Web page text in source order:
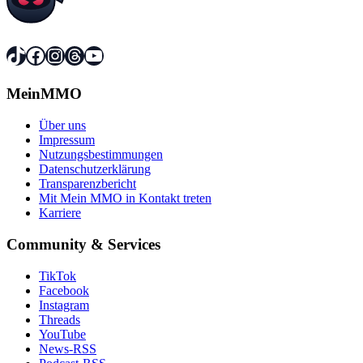
TikTok
Facebook
Instagram
Threads
YouTube
MeinMMO
Über uns
Impressum
Nutzungsbestimmungen
Datenschutzerklärung
Transparenzbericht
Mit Mein MMO in Kontakt treten
Karriere
Community & Services
TikTok
Facebook
Instagram
Threads
YouTube
News-RSS